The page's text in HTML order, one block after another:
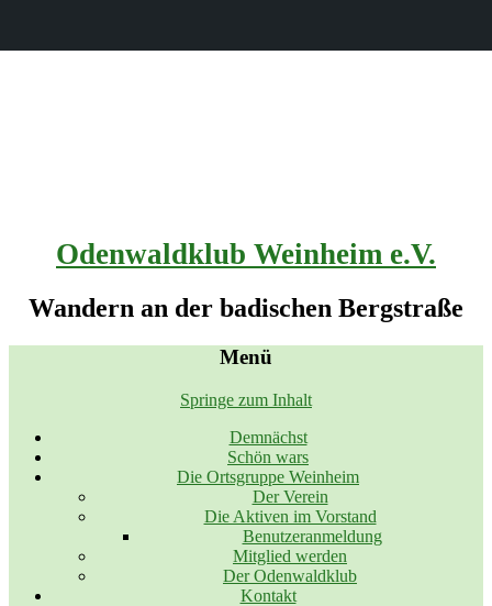
Odenwaldklub Weinheim e.V.
Wandern an der badischen Bergstraße
Menü
Springe zum Inhalt
Demnächst
Schön wars
Die Ortsgruppe Weinheim
Der Verein
Die Aktiven im Vorstand
Benutzeranmeldung
Mitglied werden
Der Odenwaldklub
Kontakt